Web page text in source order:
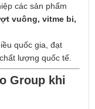
các sản phẩm
vuông, vitme bi,
quốc gia, đạt
lượng quốc tế.
Group khi